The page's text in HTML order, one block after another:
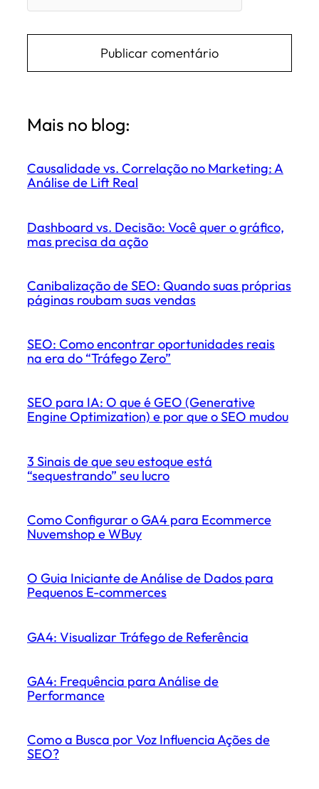
Mais no blog:
Causalidade vs. Correlação no Marketing: A
Análise de Lift Real
Dashboard vs. Decisão: Você quer o gráfico,
mas precisa da ação
Canibalização de SEO: Quando suas próprias
páginas roubam suas vendas
SEO: Como encontrar oportunidades reais
na era do “Tráfego Zero”
SEO para IA: O que é GEO (Generative
Engine Optimization) e por que o SEO mudou
3 Sinais de que seu estoque está
“sequestrando” seu lucro
Como Configurar o GA4 para Ecommerce
Nuvemshop e WBuy
O Guia Iniciante de Análise de Dados para
Pequenos E-commerces
GA4: Visualizar Tráfego de Referência
GA4: Frequência para Análise de
Performance
Como a Busca por Voz Influencia Ações de
SEO?